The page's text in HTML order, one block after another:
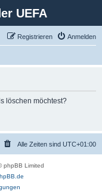
UEFA
Anmelden
Registrieren
löschen möchtest?
Alle Zeiten sind UTC+01:00
phpBB Limited